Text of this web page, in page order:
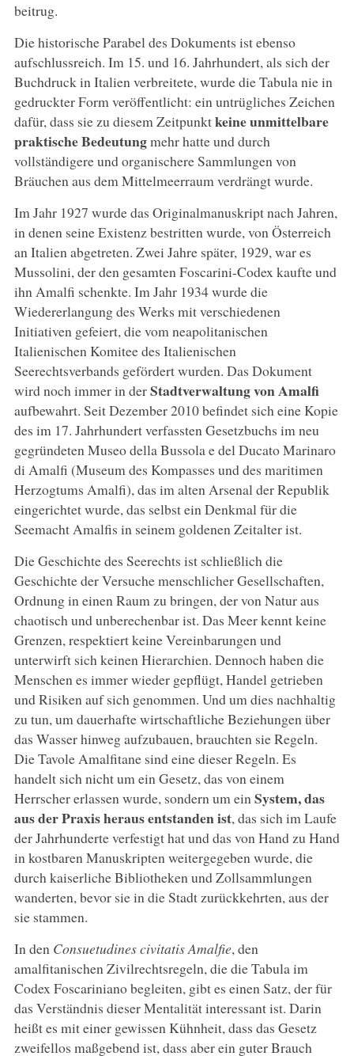
beitrug.
Die historische Parabel des Dokuments ist ebenso
aufschlussreich. Im 15. und 16. Jahrhundert, als sich der
Buchdruck in Italien verbreitete, wurde die Tabula nie in
gedruckter Form veröffentlicht: ein untrügliches Zeichen
dafür, dass sie zu diesem Zeitpunktkeine unmittelbare
praktische Bedeutungmehr hatte und durch
vollständigere und organischere Sammlungen von
Bräuchen aus dem Mittelmeerraum verdrängt wurde.
Im Jahr 1927 wurde das Originalmanuskript nach Jahren,
in denen seine Existenz bestritten wurde, von Österreich
an Italien abgetreten. Zwei Jahre später, 1929, war es
Mussolini, der den gesamten Foscarini-Codex kaufte und
ihn Amalfi schenkte. Im Jahr 1934 wurde die
Wiedererlangung des Werks mit verschiedenen
Initiativen gefeiert, die vom neapolitanischen
Italienischen Komitee des Italienischen
Seerechtsverbands gefördert wurden. Das Dokument
wird noch immer in derStadtverwaltung von Amalfi
aufbewahrt. Seit Dezember 2010 befindet sich eine Kopie
des im 17. Jahrhundert verfassten Gesetzbuchs im neu
gegründeten Museo della Bussola e del Ducato Marinaro
di Amalfi (Museum des Kompasses und des maritimen
Herzogtums Amalfi), das im alten Arsenal der Republik
eingerichtet wurde, das selbst ein Denkmal für die
Seemacht Amalfis in seinem goldenen Zeitalter ist.
Die Geschichte des Seerechts ist schließlich die
Geschichte der Versuche menschlicher Gesellschaften,
Ordnung in einen Raum zu bringen, der von Natur aus
chaotisch und unberechenbar ist. Das Meer kennt keine
Grenzen, respektiert keine Vereinbarungen und
unterwirft sich keinen Hierarchien. Dennoch haben die
Menschen es immer wieder gepflügt, Handel getrieben
und Risiken auf sich genommen. Und um dies nachhaltig
zu tun, um dauerhafte wirtschaftliche Beziehungen über
das Wasser hinweg aufzubauen, brauchten sie Regeln.
Die Tavole Amalfitane sind eine dieser Regeln. Es
handelt sich nicht um ein Gesetz, das von einem
Herrscher erlassen wurde, sondern um einSystem, das
aus der Praxis heraus entstanden ist, das sich im Laufe
der Jahrhunderte verfestigt hat und das von Hand zu Hand
in kostbaren Manuskripten weitergegeben wurde, die
durch kaiserliche Bibliotheken und Zollsammlungen
wanderten, bevor sie in die Stadt zurückkehrten, aus der
sie stammen.
In den Consuetudines civitatis Amalfie, den
amalfitanischen Zivilrechtsregeln, die die Tabula im
Codex Foscariniano begleiten, gibt es einen Satz, der für
das Verständnis dieser Mentalität interessant ist. Darin
heißt es mit einer gewissen Kühnheit, dass das Gesetz
zweifellos maßgebend ist, dass aber ein guter Brauch